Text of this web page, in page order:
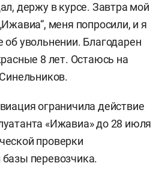
держу в курсе. Завтра мой
меня попросили, и я
об увольнении. Благодарен
8 лет. Остаюсь на
ограничила действие
«Ижавиа» до 28 июля
проверки
перевозчика.